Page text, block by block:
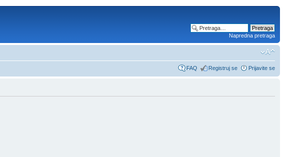
Napredna pretraga
FAQ Registruj se Prijavite se